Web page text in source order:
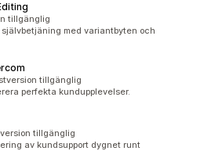
tillgänglig
med variantbyten och
tillgänglig
perfekta kundupplevelser.
tillgänglig
av kundsupport dygnet runt